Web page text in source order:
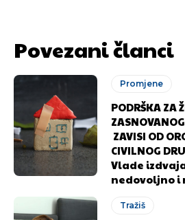
Povezani članci
Promjene
PODRŠKA ZA
ZAVISI OD
CIVILNOG
Vlade
nedovoljno i
Tražiš